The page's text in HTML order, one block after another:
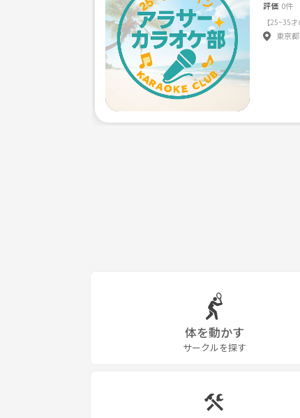
評価 0件
東京都
体を動かす
サークルを探す